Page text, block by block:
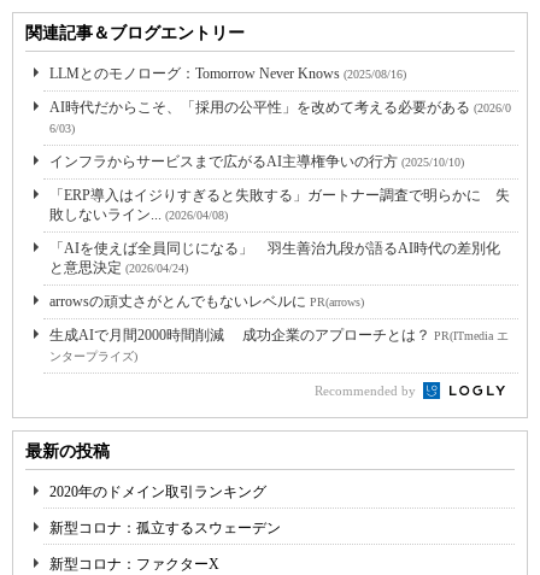
関連記事＆ブログエントリー
LLMとのモノローグ：Tomorrow Never Knows (2025/08/16)
AI時代だからこそ、「採用の公平性」を改めて考える必要がある (2026/0
6/03)
インフラからサービスまで広がるAI主導権争いの行方 (2025/10/10)
「ERP導入はイジりすぎると失敗する」ガートナー調査で明らかに 失
敗しないライン... (2026/04/08)
「AIを使えば全員同じになる」 羽生善治九段が語るAI時代の差別化
と意思決定 (2026/04/24)
arrowsの頑丈さがとんでもないレベルに PR(arrows)
生成AIで月間2000時間削減 成功企業のアプローチとは？ PR(ITmedia エ
ンタープライズ)
Recommended by
最新の投稿
2020年のドメイン取引ランキング
新型コロナ：孤立するスウェーデン
新型コロナ：ファクターX